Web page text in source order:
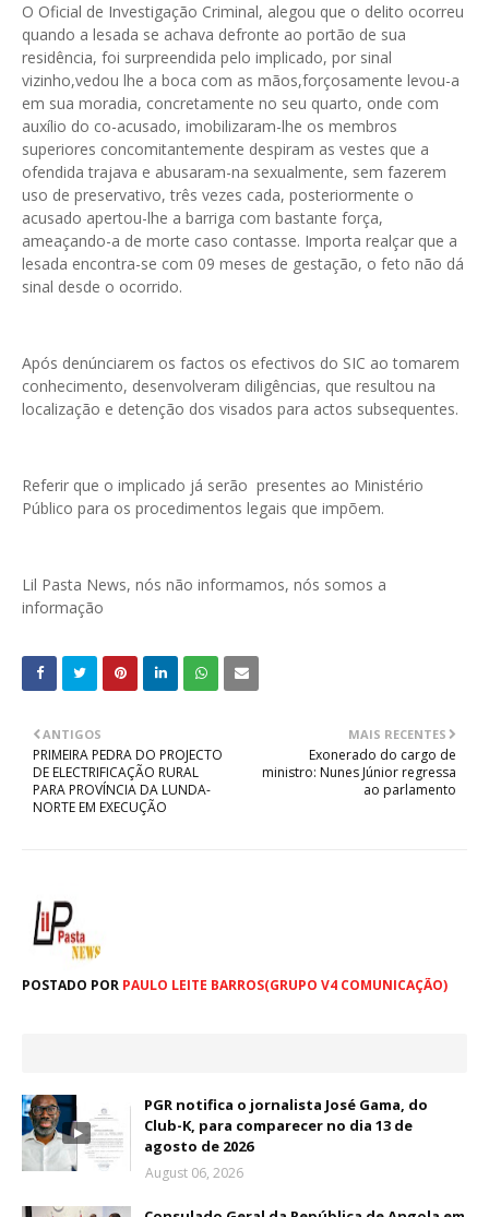
O Oficial de Investigação Criminal, alegou que o delito ocorreu
quando a lesada se achava defronte ao portão de sua
residência, foi surpreendida pelo implicado, por sinal
vizinho,vedou lhe a boca com as mãos,forçosamente levou-a
em sua moradia, concretamente no seu quarto, onde com
auxílio do co-acusado, imobilizaram-lhe os membros
superiores concomitantemente despiram as vestes que a
ofendida trajava e abusaram-na sexualmente, sem fazerem
uso de preservativo, três vezes cada, posteriormente o
acusado apertou-lhe a barriga com bastante força,
ameaçando-a de morte caso contasse. Importa realçar que a
lesada encontra-se com 09 meses de gestação, o feto não dá
sinal desde o ocorrido.
Após denúnciarem os factos os efectivos do SIC ao tomarem
conhecimento, desenvolveram diligências, que resultou na
localização e detenção dos visados para actos subsequentes.
Referir que o implicado já serão presentes ao Ministério
Público para os procedimentos legais que impõem.
Lil Pasta News, nós não informamos, nós somos a
informação
MAIS RECENTES
Exonerado do cargo de
ministro: Nunes Júnior regressa
ao parlamento
ANTIGOS
PRIMEIRA PEDRA DO PROJECTO
DE ELECTRIFICAÇÃO RURAL
PARA PROVÍNCIA DA LUNDA-
NORTE EM EXECUÇÃO
POSTADO POR PAULO LEITE BARROS(GRUPO V4 COMUNICAÇÃO)
PGR notifica o jornalista José Gama, do
Club-K, para comparecer no dia 13 de
agosto de 2026
August 06, 2026